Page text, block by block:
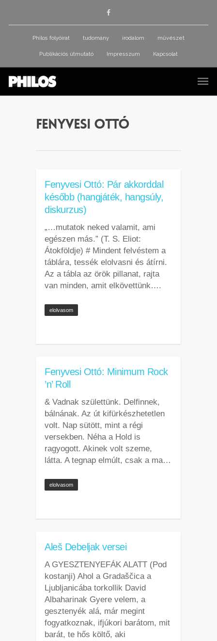
Philos folyóirat tudomány irodalom művészet
Publikációs útmutató Impresszum Kapcsolat
Fenyvesi Ottó
Fenyvesi Ottó: Pár akkorddal
később (hangjáték, hangsúly,
diskurzus)
„…mutatok neked valamit, ami
egészen más.” (T. S. Eliot:
Átokföldje) # Mindent felvéstem a
táblára, tessék elolvasni és átírni.
Az a tábla az örök pillanat, rajta
van minden, amit elkövettünk….
elolvasom
Fenyvesi Ottó: Minimum Rock
’n’ Roll
& Vadnak születtünk. Delfinnek,
bálnának. Az út kifürkészhetetlen
volt. Nap sütött, mint a régi
versekben. Néha a Hold is
ragyogott. Akinek volt szeme,
látta. A tegnap elmúlt, csak a ma…
elolvasom
Aleš Debeljak versei
A GYESZTENYEFÁK ALATT (Pod
kostanji) Ahol a Gradaščica a
Ljubljanicába torkollik David
Albaharinak Gyere velem, a
gesztenyék alá, már megint
fogyatkoznak, ifjúkori barátom, mit
barát, te hős költő, aki